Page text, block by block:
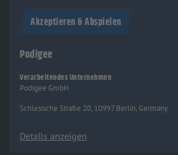
Akzeptieren & Abspielen
Podigee
Verarbeitendes Unternehmen
Podigee GmbH
Schlesische Straße 20, 10997 Berlin, Germany
Details anzeigen